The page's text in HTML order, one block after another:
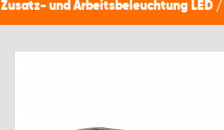
Zusatz- und Arbeitsbeleuchtung LED /